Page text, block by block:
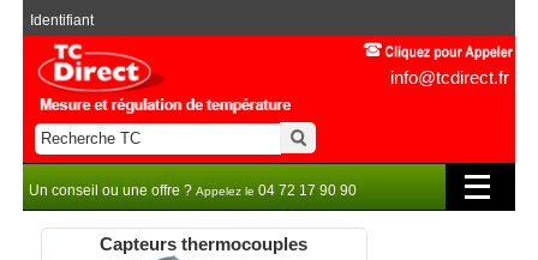
info@tcdirect.fr
Identifiant
Un conseil ou une offre ? Appelez le 04 72 17 90 90
Capteurs thermocouples